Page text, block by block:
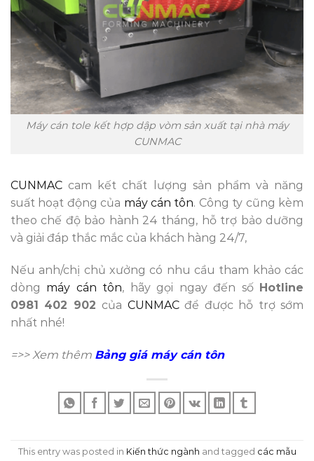
Máy cán tole kết hợp dập vòm sản xuất tại nhà máy
CUNMAC
CUNMAC cam kết chất lượng sản phẩm và năng
suất hoạt động của máy cán tôn. Công ty cũng kèm
theo chế độ bảo hành 24 tháng, hỗ trợ bảo dưỡng
và giải đáp thắc mắc của khách hàng 24/7,
Nếu anh/chị chủ xưởng có nhu cầu tham khảo các
dòng máy cán tôn, hãy gọi ngay đến số Hotline
0981 402 902 của CUNMACđể được hỗ trợ sớm
nhất nhé!
=>> Xem thêm Bảng giá máy cán tôn
This entry was posted in Kiến thức ngành and tagged các mẫu